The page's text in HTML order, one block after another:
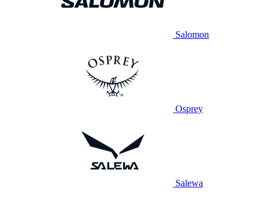
Salomon
Osprey
Salewa